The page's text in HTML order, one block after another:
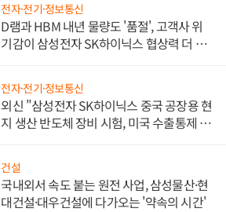
전자·전기·정보통신
D램과 HBM 내년 물량도 '품절', 고객사 위
기감이 삼성전자 SK하이닉스 협상력 더 키
전자·전기·정보통신
외신 "삼성전자 SK하이닉스 중국 공장용 현
지 생산 반도체 장비 시험, 미국 수출통제 대
건설
국내외서 속도 붙는 원전 사업, 삼성물산·현
대건설·대우건설에 다가오는 '약속의 시간'